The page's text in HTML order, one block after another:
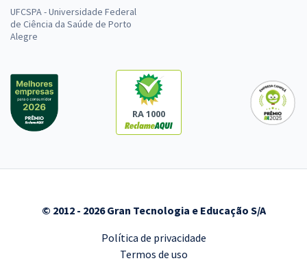
UFCSPA - Universidade Federal
de Ciência da Saúde de Porto
Alegre
RA 1000
© 2012 - 2026 Gran Tecnologia e Educação S/A
Política de privacidade
Termos de uso